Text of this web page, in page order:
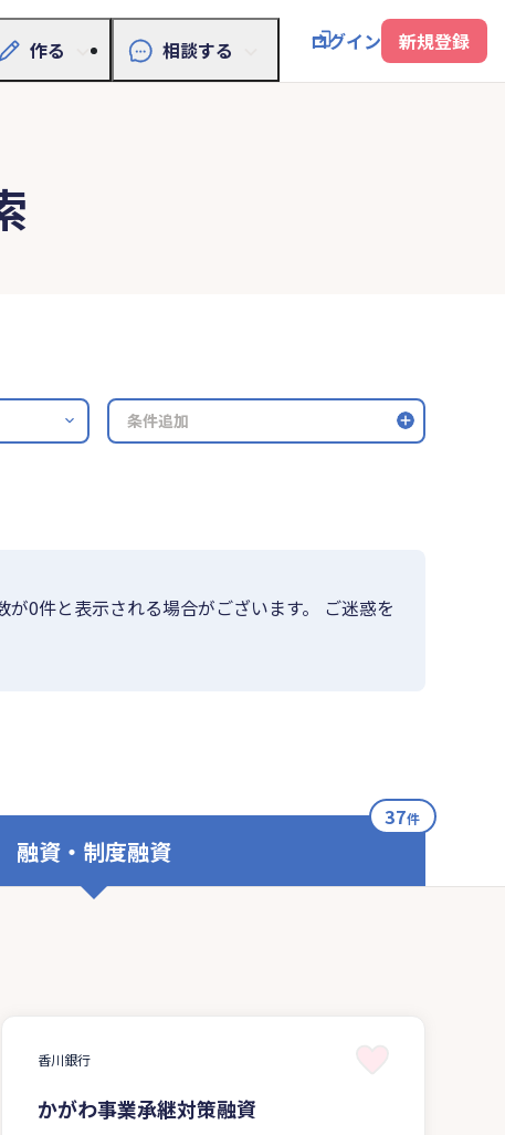
作る 相談する ログイン 新規登録
条件追加
0件と表示される場合がございます。 ご迷惑を
融資・制度融資
37件
香川銀行
かがわ事業承継対策融資